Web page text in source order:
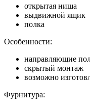
открытая ниша
выдвижной ящик
полка
Особенности:
направляющие
скрытый монтаж
возможно
Фурнитура: